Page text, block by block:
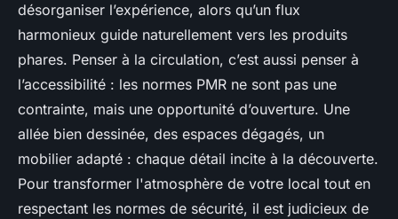
désorganiser l’expérience, alors qu’un flux
harmonieux guide naturellement vers les produits
phares. Penser à la circulation, c’est aussi penser à
l’accessibilité : les normes PMR ne sont pas une
contrainte, mais une opportunité d’ouverture. Une
allée bien dessinée, des espaces dégagés, un
mobilier adapté : chaque détail incite à la découverte.
Pour transformer l'atmosphère de votre local tout en
respectant les normes de sécurité, il est judicieux de